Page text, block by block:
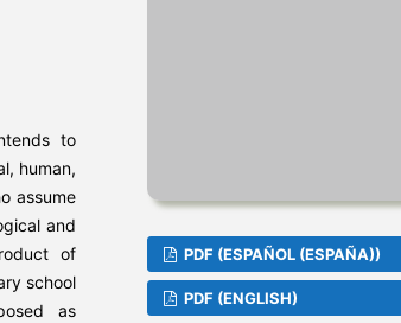
to
human,
assume
and
of
school
as
PDF (ESPAÑOL (ESPAÑA))
PDF (ENGLISH)